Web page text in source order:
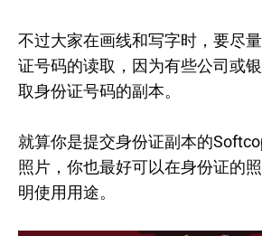
不过大家在画线和写字时，要尽
证号码的读取，因为有些公司或
取身份证号码的副本。
就算你是提交身份证副本的
照片，你也最好可以在身份证的
明使用用途。